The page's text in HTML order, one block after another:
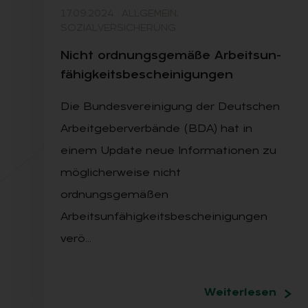
Nicht ord­nungs­ge­mä­ße Ar­beits­un­
fä­hig­keits­be­schei­ni­gun­gen
Die Bundesvereinigung der Deutschen
Arbeitgeberverbände (BDA) hat in
einem Update neue Informationen zu
möglicherweise nicht
ordnungsgemäßen
Arbeitsunfähigkeitsbescheinigungen
verö…
Weiterlesen